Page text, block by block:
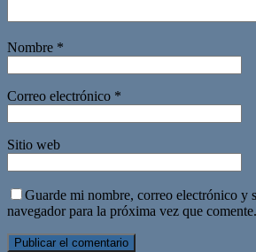
Nombre *
Correo electrónico *
Sitio web
Guarde mi nombre, correo electrónico y
navegador para la próxima vez que comente.